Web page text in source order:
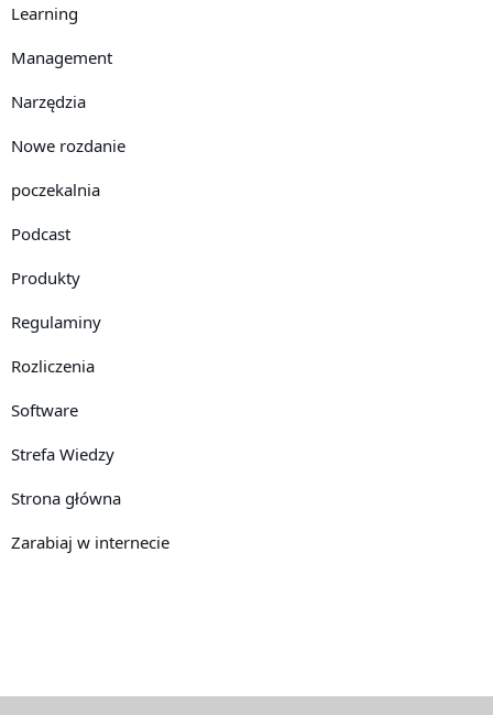
Learning
Management
Narzędzia
Nowe rozdanie
poczekalnia
Podcast
Produkty
Regulaminy
Rozliczenia
Software
Strefa Wiedzy
Strona główna
Zarabiaj w internecie